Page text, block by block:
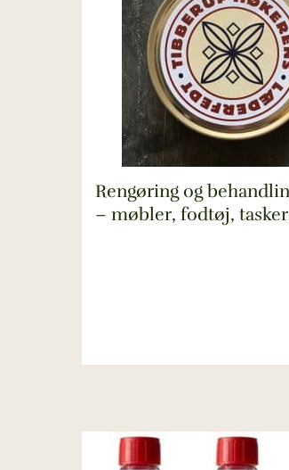
Rengøring og
– møbler, fodtøj,